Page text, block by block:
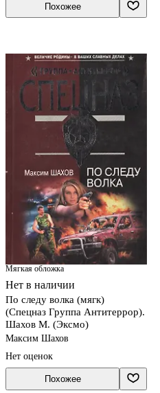
Похожее
Мягкая обложка
Нет в наличии
По следу волка (мягк)
(Спецназ Группа Антитеррор).
Шахов М. (Эксмо)
Максим Шахов
Нет оценок
Похожее